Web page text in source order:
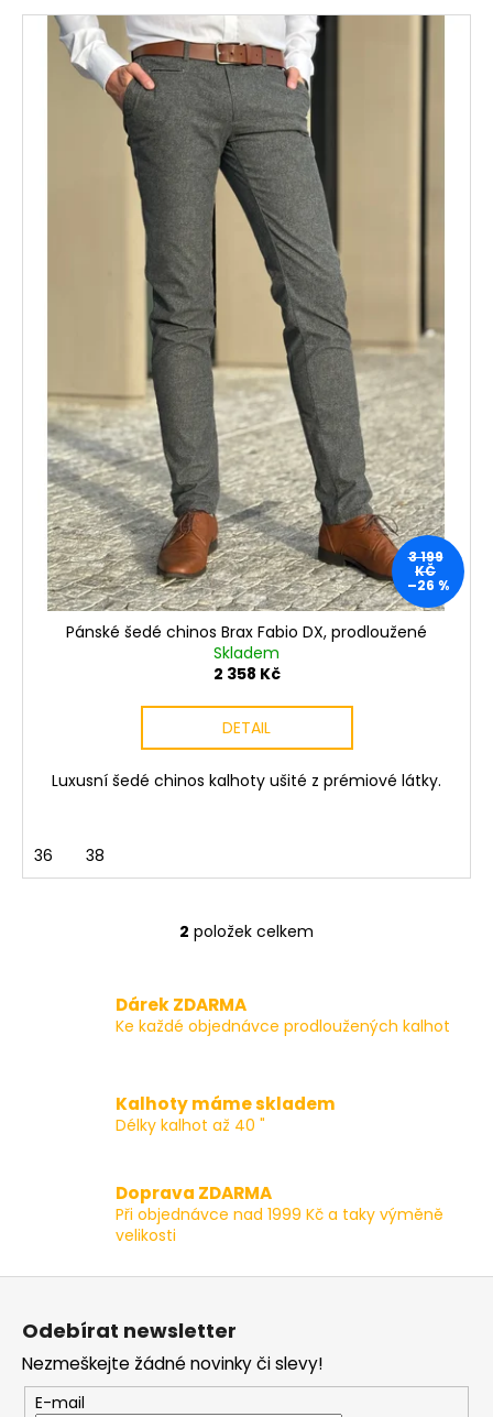
3 199
KČ
–26 %
Pánské šedé chinos Brax Fabio DX, prodloužené
Skladem
2 358 Kč
DETAIL
Luxusní šedé chinos kalhoty ušité z prémiové látky.
36 38
O
á
d
í
p
v
k
ý
s
u
2 položek celkem
Dárek ZDARMA
Ke každé objednávce prodloužených kalhot
Kalhoty máme skladem
Délky kalhot až 40 "
Doprava ZDARMA
Při objednávce nad 1999 Kč a taky výměně
velikosti
Z
Odebírat newsletter
Nezmeškejte žádné novinky či slevy!
E-mail